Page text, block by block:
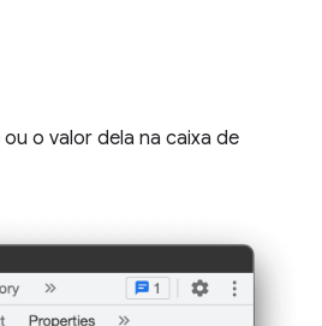
o valor dela na caixa de